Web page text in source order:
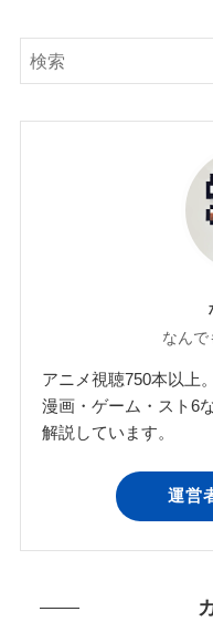
なんで
アニメ視聴750本以上。
漫画・ゲーム・スト6
解説しています。
運営